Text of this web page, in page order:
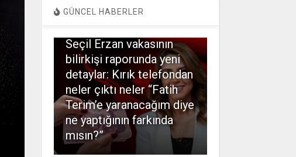
GÜNCEL HABERLER
Seçil Erzan vakasının
bilirkişi raporunda yeni
detaylar: Kırık telefondan
neler çıktı neler “Fatih
Terim’e yaranacağım diye
ne yaptığının farkında
mısın?”